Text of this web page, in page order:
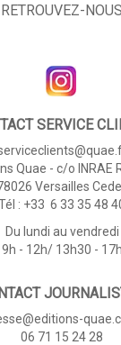
RETROUVEZ-NOUS
SERVICE
Quae - c/o INRAE
Versailles
: +33 6 33 35 48
Du lundi au vendredi
9h - 12h/ 13h30 - 17h
06 71 15 24 28